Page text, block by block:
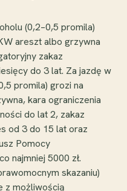
(0,2–0,5 promila)
areszt albo grzywna
zakaz
do 3 lat. Za jazdę w
promila) grozi na
kara ograniczenia
do lat 2, zakaz
od 3 do 15 lat oraz
Pomocy
najmniej 5000 zł.
skazaniu)
z możliwością